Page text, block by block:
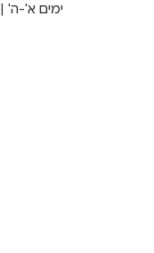
ימים א'-ה' | 9:00–17:00